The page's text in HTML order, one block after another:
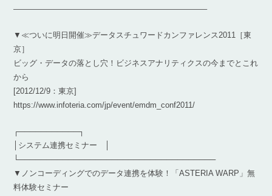
————————————————————————–
▼≪ついに明日開催≫データスチュワードカンファレンス2011［東
京］
ビッグ・データの落とし穴！ビジネスアナリティクスの今までとこれ
から
[2012/12/9：東京]
https://www.infoteria.com/jp/event/emdm_conf2011/
┌───────────┐
│システム連携セミナー │
└────────────────────────────────────
▼ノンコーディングでのデータ連携を体験！「ASTERIA WARP」無
料体験セミナー